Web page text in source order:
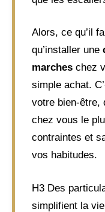
Alors, ce qu’il
qu’installer une
marches chez
simple achat.
votre bien-être,
chez vous le
contraintes et
vos habitudes.
H3 Des
simplifient la vie